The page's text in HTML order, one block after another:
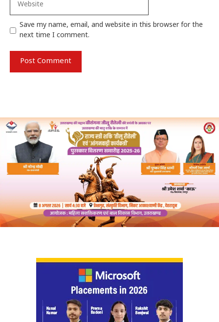
Save my name, email, and website in this browser for the
next time I comment.